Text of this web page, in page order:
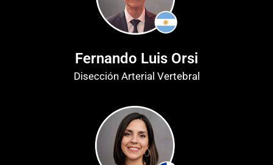
Fernando Luis Orsi
Disección Arterial Vertebral